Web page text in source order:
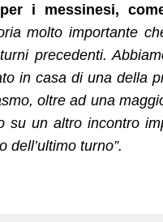
i messinesi,
molto importante
precedenti.
in casa di una della
oltre ad una
su un altro incontro
turno”.